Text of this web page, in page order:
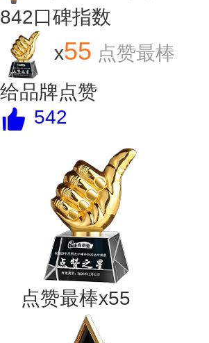
842口碑指数
x55 点赞最棒
给品牌点赞
542
点赞最棒x55